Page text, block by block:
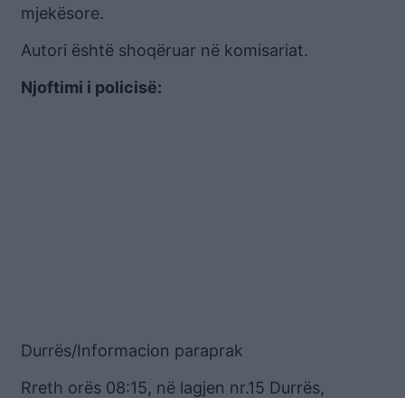
mjekësore.
Autori është shoqëruar në komisariat.
Njoftimi i policisë:
Durrës/Informacion paraprak
Rreth orës 08:15, në lagjen nr.15 Durrës,